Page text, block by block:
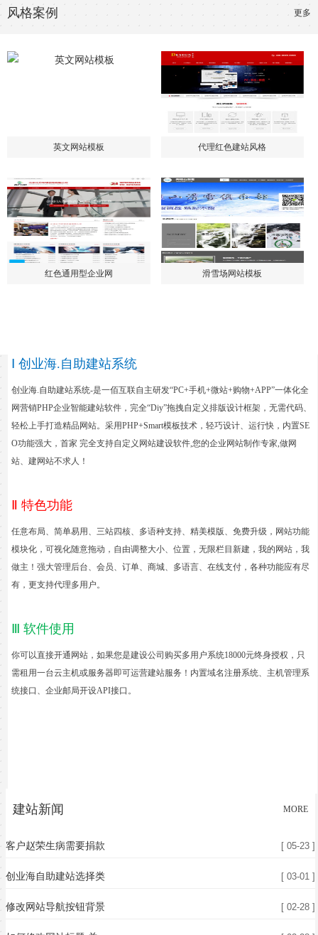
建站新闻 MORE
客户赵荣生病需要捐款 [ 05-23 ]
创业海自助建站选择类 [ 03-01 ]
修改网站导航按钮背景 [ 02-28 ]
Ⅰ 创业海.自助建站系统
创业海.自助建站系统-是一佰互联自主研发“PC+手机+微站+购物+APP”一体化全
网营销PHP企业智能建站软件，完全“Diy”拖拽自定义排版设计框架，无需代码、
轻松上手打造精品网站。采用PHP+Smart模板技术，轻巧设计、运行快，内置SE
O功能强大，首家 完全支持自定义网站建设软件,您的企业网站制作专家,做网
站、建网站不求人！
Ⅱ 特色功能
任意布局、简单易用、三站四核、多语种支持、精美模版、免费升级，网站功能
模块化，可视化随意拖动，自由调整大小、位置，无限栏目新建，我的网站，我
做主！强大管理后台、会员、订单、商城、多语言、在线支付，各种功能应有尽
有，更支持代理多用户。
Ⅲ 软件使用
你可以直接开通网站，如果您是建设公司购买多用户系统18000元终身授权，只
需租用一台云主机或服务器即可运营建站服务！内置域名注册系统、主机管理系
统接口 、企业邮局开设API接口。
风格案例 更多
英文网站模板 代理红色建站风格
红色通用型企业网 滑雪场网站模板